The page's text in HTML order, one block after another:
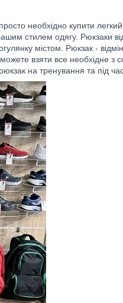
необхідно купити легкий
стилем одягу. Рюкзаки
містом. Рюкзак -
взяти все необхідне з
на тренування та під